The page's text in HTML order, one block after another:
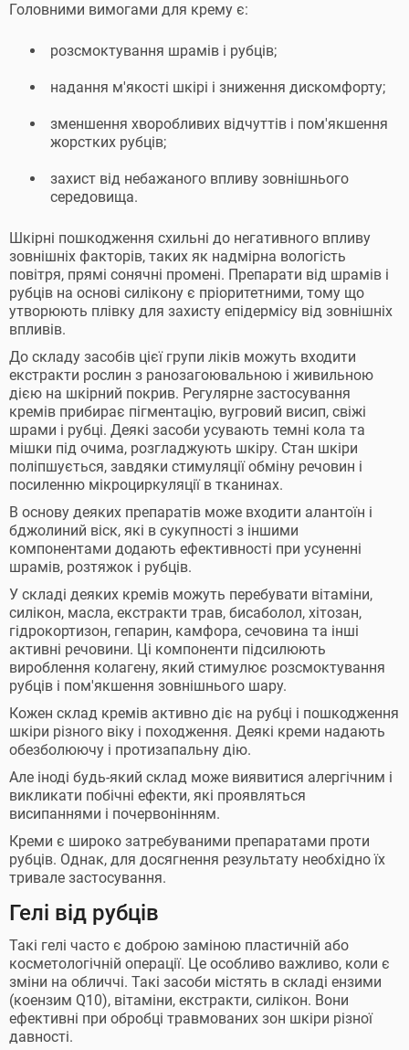
Головними вимогами для крему є:
розсмоктування шрамів і рубців;
надання м'якості шкірі і зниження дискомфорту;
зменшення хворобливих відчуттів і пом'якшення
жорстких рубців;
захист від небажаного впливу зовнішнього
середовища.
Шкірні пошкодження схильні до негативного впливу
зовнішніх факторів, таких як надмірна вологість
повітря, прямі сонячні промені. Препарати від шрамів і
рубців на основі силікону є пріоритетними, тому що
утворюють плівку для захисту епідермісу від зовнішніх
впливів.
До складу засобів цієї групи ліків можуть входити
екстракти рослин з ранозагоювальною і живильною
дією на шкірний покрив. Регулярне застосування
кремів прибирає пігментацію, вугровий висип, свіжі
шрами і рубці. Деякі засоби усувають темні кола та
мішки під очима, розгладжують шкіру. Стан шкіри
поліпшується, завдяки стимуляції обміну речовин і
посиленню мікроциркуляції в тканинах.
В основу деяких препаратів може входити алантоїн і
бджолиний віск, які в сукупності з іншими
компонентами додають ефективності при усуненні
шрамів, розтяжок і рубців.
У складі деяких кремів можуть перебувати вітаміни,
силікон, масла, екстракти трав, бисаболол, хітозан,
гідрокортизон, гепарин, камфора, сечовина та інші
активні речовини. Ці компоненти підсилюють
вироблення колагену, який стимулює розсмоктування
рубців і пом'якшення зовнішнього шару.
Кожен склад кремів активно діє на рубці і пошкодження
шкіри різного віку і походження. Деякі креми надають
обезболюючу і протизапальну дію.
Але іноді будь-який склад може виявитися алергічним і
викликати побічні ефекти, які проявляться
висипаннями і почервонінням.
Креми є широко затребуваними препаратами проти
рубців. Однак, для досягнення результату необхідно їх
тривале застосування.
Гелі від рубців
Такі гелі часто є доброю заміною пластичній або
косметологічній операції. Це особливо важливо, коли є
зміни на обличчі. Такі засоби містять в складі ензими
(коензим Q10), вітаміни, екстракти, силікон. Вони
ефективні при обробці травмованих зон шкіри різної
давності.